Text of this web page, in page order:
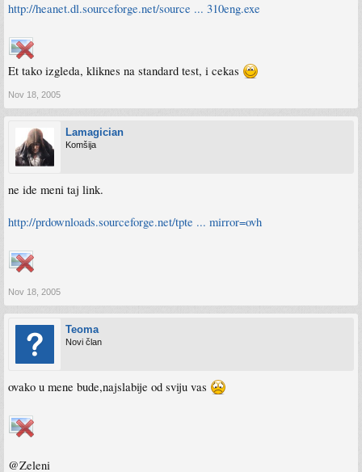
http://heanet.dl.sourceforge.net/source ... 310eng.exe
Et tako izgleda, kliknes na standard test, i cekas
Nov 18, 2005
Lamagician
Komšija
ne ide meni taj link.
http://prdownloads.sourceforge.net/tpte ... mirror=ovh
Nov 18, 2005
Teoma
Novi član
ovako u mene bude,najslabije od sviju vas
@Zeleni